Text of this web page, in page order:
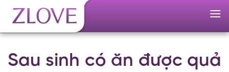
Skip
content
Sau sinh có ăn được quả